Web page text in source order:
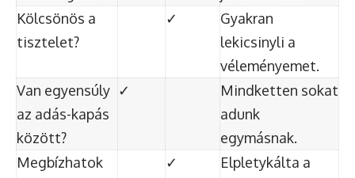
Kölcsönös a
tisztelet?
✓
Gyakran
lekicsinyli a
véleményemet.
Van egyensúly
az adás-kapás
között?
✓
Mindketten sokat
adunk
egymásnak.
Megbízhatok
✓
Elpletykálta a